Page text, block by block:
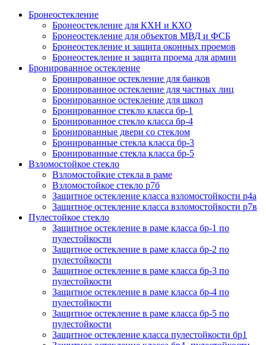
Бронеостекление
Бронеостекление для КХН и КХО
Бронеостекление для объектов МВД и ФСБ
Бронеостекление и защита оконных проемов
Бронеостекление и защита проема для армии
Бронированное остекление
Бронированное остекление для банков
Бронированное остекление для частных лиц
Бронированное остекление для школ
Бронированное стекло класса бр-1
Бронированное стекло класса бр-4
Бронированные двери со стеклом
Бронированные стекла класса бр-3
Бронированные стекла класса бр-5
Взломостойкое стекло
Взломостойкие стекла в раме
Взломостойкое стекло р7б
Защитное остекление класса взломостойкости р4а
Защитное остекление класса взломостойкости р7в
Пулестойкое стекло
Защитное остекление в раме класса бр-1 по
пулестойкости
Защитное остекление в раме класса бр-2 по
пулестойкости
Защитное остекление в раме класса бр-3 по
пулестойкости
Защитное остекление в раме класса бр-4 по
пулестойкости
Защитное остекление в раме класса бр-5 по
пулестойкости
Защитное остекление класса пулестойкости бр1